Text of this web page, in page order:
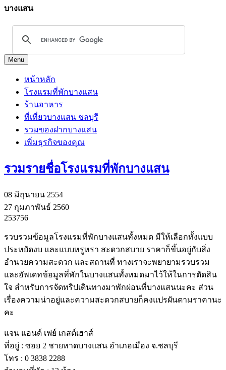
บางแสน
Menu
หน้าหลัก
โรงแรมที่พักบางแสน
ร้านอาหาร
ที่เที่ยวบางแสน ชลบุรี
รวมของฝากบางแสน
เพิ่มธุรกิจของคุณ
รวมรายชื่อโรงแรมที่พักบางแสน
08 มิถุนายน 2554
27 กุมภาพันธ์ 2560
253756
รวบรวมข้อมูลโรงแรมที่พักบางแสนทั้งหมด มีให้เลือกทั้งแบบ
ประหยัดงบ และแบบหรูหรา สะดวกสบาย ราคาก็ขึ้นอยู่กับสิ่ง
อำนวยความสะดวก และสถานที่ ทางเราจะพยายามรวบรวม
และอัพเดทข้อมูลที่พักในบางแสนทั้งหมดมาไว้ให้ในการตัดสิน
ใจ สำหรับการจัดทริปเดินทางมาพักผ่อนที่บางแสนนะคะ ส่วน
เรื่องความน่าอยู่และความสะดวกสบายก็คงแปรผันตามราคานะ
คะ
แจน แอนด์ เฟย์ เกสต์เฮาส์
ที่อยู่ : ซอย 2 ชายหาดบางแสน อําเภอเมือง จ.ชลบุรี
โทร : 0 3838 2288